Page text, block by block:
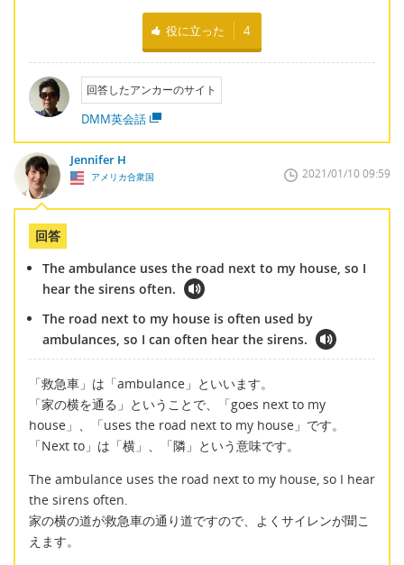
役に立った 4
回答したアンカーのサイト
DMM英会話
Jennifer H
アメリカ合衆国 2021/01/10 09:59
回答
The ambulance uses the road next to my house, so I
hear the sirens often.
The road next to my house is often used by
ambulances, so I can often hear the sirens.
「救急車」は「ambulance」といいます。
「家の横を通る」ということで、「goes next to my
house」、「uses the road next to my house」です。
「Next to」は「横」、「隣」という意味です。
The ambulance uses the road next to my house, so I hear
the sirens often.
家の横の道が救急車の通り道ですので、よくサイレンが聞こ
えます。